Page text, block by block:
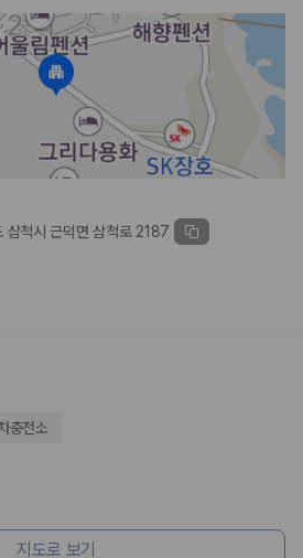
자주 묻는 질문
모아에서 어떻게 하나요?
선택하면 제주도 렌트카 업체별 가격, 차종,
번에 비교할 수 있습니다.
렌트카를 비교해야 하나요?
주요 링크
저가 가격비교
삼척시 근덕면 삼척로 2187
충전소
지도로 보기